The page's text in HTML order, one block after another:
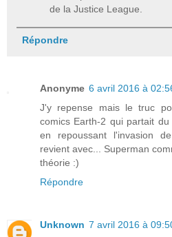
de la Justice League.
Répondre
Anonyme 6 avril 2016 à
J'y repense mais le truc
comics Earth-2 qui partait
en repoussant l'invasion
revient avec... Superman
théorie :)
Répondre
Unknown 7 avril 2016 à